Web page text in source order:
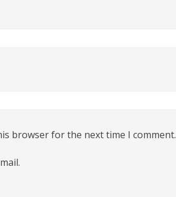
browser for the next time I comment.